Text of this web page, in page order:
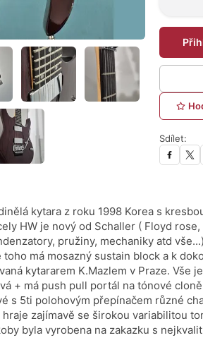
Sdílet:
kytara z roku 1998 Korea s
HW je nový od Schaller ( Floyd rose,
pružiny, mechaniky atd
má mosazný sustain block a k
kytararem K.Mazlem v Praze. Vše
+ má push pull portál na tónové
s 5ti polohovým přepínačem různé
zajímavě se širokou variabilitou
byla vyrobena na zakazku s